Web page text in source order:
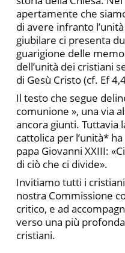
apertamente che
di avere infranto
giubilare ci presenta
guarigione delle
dell’unità dei cristiani
di Gesù Cristo (cf. Ef
Il testo che segue
comunione », una via
ancora giunti. Tuttavia
cattolica per l’unità*
papa Giovanni XXIII:
di ciò che ci divide».
Invitiamo tutti i
nostra Commissione
critico, e ad
verso una più
cristiani.